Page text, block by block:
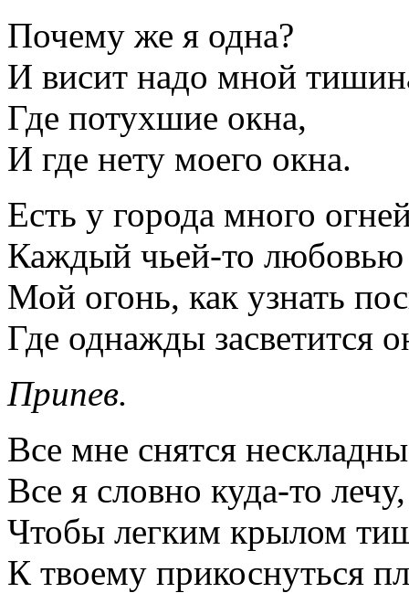
Почему же я одна?
И висит надо мной
Где потухшие окна,
И где нету моего окна.
Есть у города много
Каждый чьей-то
Мой огонь, как узнать
Где однажды засветится
Припев.
Все мне снятся
Все я словно куда-то лечу,
Чтобы легким крылом
К твоему прикоснуться